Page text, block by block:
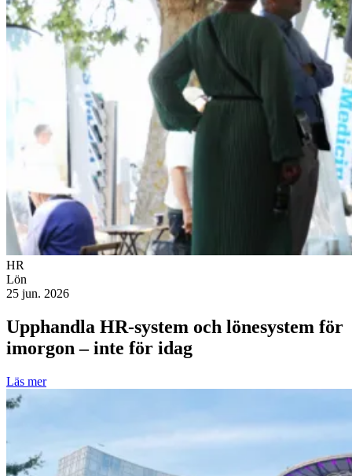
HR
Lön
25 jun. 2026
Upphandla HR-system och lönesystem för
imorgon – inte för idag
Läs mer